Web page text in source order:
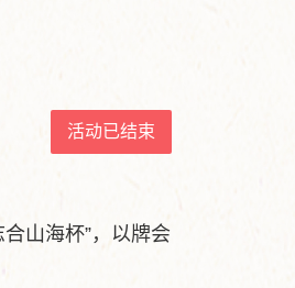
活动已结束
山海杯”，以牌会